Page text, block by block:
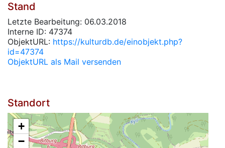
Stand
Letzte Bearbeitung: 06.03.2018
Interne ID: 47374
ObjektURL: https://kulturdb.de/einobjekt.php?
id=47374
ObjektURL als Mail versenden
Standort
+
−